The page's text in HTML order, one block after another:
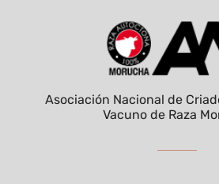
Asociación Nacional de
Vacuno de Raza